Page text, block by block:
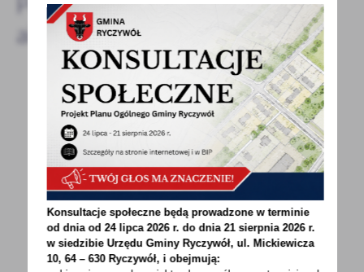
aktualności
19 - 10 - 2021
Informacja o wszczęciu postępowania
administracyjnego
Informacja dla stron postępowania dotycząca
wszczęcia postępowania administracyjnego
w sprawie...
Konsultacje społeczne będą prowadzone w terminie
od dnia od 24 lipca 2026 r. do dnia 21 sierpnia 2026 r.
w siedzibie Urzędu Gminy Ryczywół, ul. Mickiewicza
10, 64 – 630 Ryczywół, i obejmują: